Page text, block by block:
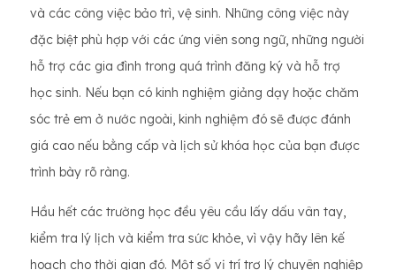
và các công việc bảo trì, vệ sinh. Những công việc này
đặc biệt phù hợp với các ứng viên song ngữ, những người
hỗ trợ các gia đình trong quá trình đăng ký và hỗ trợ
học sinh. Nếu bạn có kinh nghiệm giảng dạy hoặc chăm
sóc trẻ em ở nước ngoài, kinh nghiệm đó sẽ được đánh
giá cao nếu bằng cấp và lịch sử khóa học của bạn được
trình bày rõ ràng.
Hầu hết các trường học đều yêu cầu lấy dấu vân tay,
kiểm tra lý lịch và kiểm tra sức khỏe, vì vậy hãy lên kế
hoạch cho thời gian đó. Một số vị trí trợ lý chuyên nghiệp